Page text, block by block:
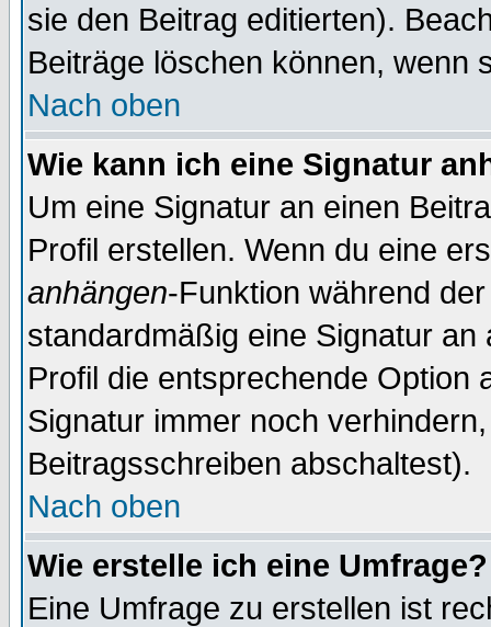
sie den Beitrag editierten).
Beiträge löschen können, wenn
Nach oben
Wie kann ich eine Signatur
Um eine Signatur an einen
Profil erstellen. Wenn du eine
anhängen-Funktion während
standardmäßig eine Signatur
Profil die entsprechende Option
Signatur immer noch
Beitragsschreiben abschaltest).
Nach oben
Wie erstelle ich eine Umfrage?
Eine Umfrage zu erstellen ist